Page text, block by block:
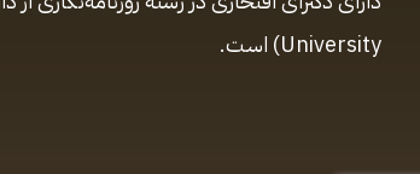
University) است.